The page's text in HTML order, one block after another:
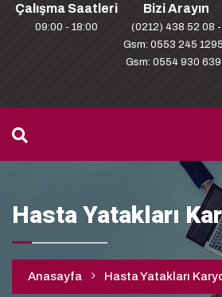
Çalışma Saatleri
09:00 - 18:00
Bizi Arayın
(0212) 438 52 08 -
Gsm: 0553 245
Gsm: 0554 930
Hasta Yatakları
Anasayfa Hasta Yatakları